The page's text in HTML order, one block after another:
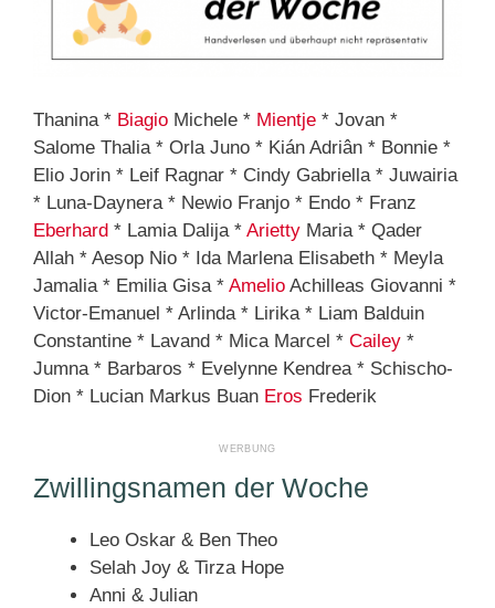
Thanina * Biagio Michele * Mientje * Jovan *
Salome Thalia * Orla Juno * Kián Adriân * Bonnie *
Elio Jorin * Leif Ragnar * Cindy Gabriella * Juwairia
* Luna-Daynera * Newio Franjo * Endo * Franz
Eberhard * Lamia Dalija * Arietty Maria * Qader
Allah * Aesop Nio * Ida Marlena Elisabeth * Meyla
Jamalia * Emilia Gisa * Amelio Achilleas Giovanni *
Victor-Emanuel * Arlinda * Lirika * Liam Balduin
Constantine * Lavand * Mica Marcel * Cailey *
Jumna * Barbaros * Evelynne Kendrea * Schischo-
Dion * Lucian Markus Buan Eros Frederik
Zwillingsnamen der Woche
Leo Oskar & Ben Theo
Selah Joy & Tirza Hope
Anni & Julian